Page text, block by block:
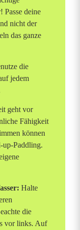
Passe deine
nicht der
das ganze
die
jedem
geht vor
Fähigkeit
können
up-Paddling.
Halte
die
vor links. Auf